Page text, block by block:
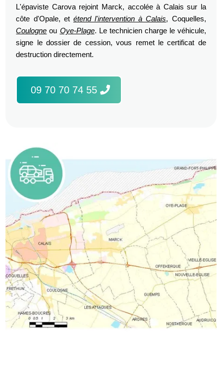
L'épaviste Carova rejoint Marck, accolée à Calais sur la
côte d'Opale, et étend l'intervention à Calais, Coquelles,
Coulogne ou Oye-Plage. Le technicien charge le véhicule,
signe le dossier de cession, vous remet le certificat de
destruction directement.
09 70 70 74 55